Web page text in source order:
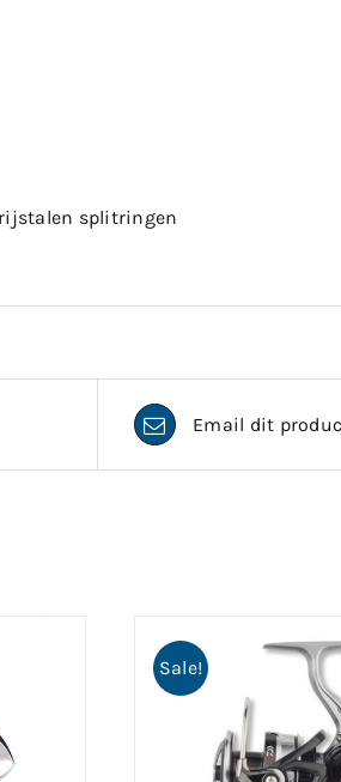
splitringen
Email dit
Sale!